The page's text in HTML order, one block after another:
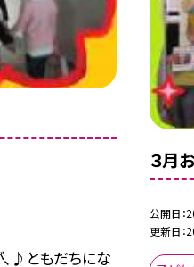
♪ともだちにな
３月
公開日
更新日